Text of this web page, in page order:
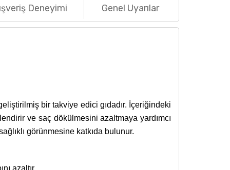
Deneyimi Genel Uyarılar
bir takviye edici gıdadır. İçeriğindeki
ve saç dökülmesini azaltmaya yardımcı
görünmesine katkıda bulunur.
azaltır.